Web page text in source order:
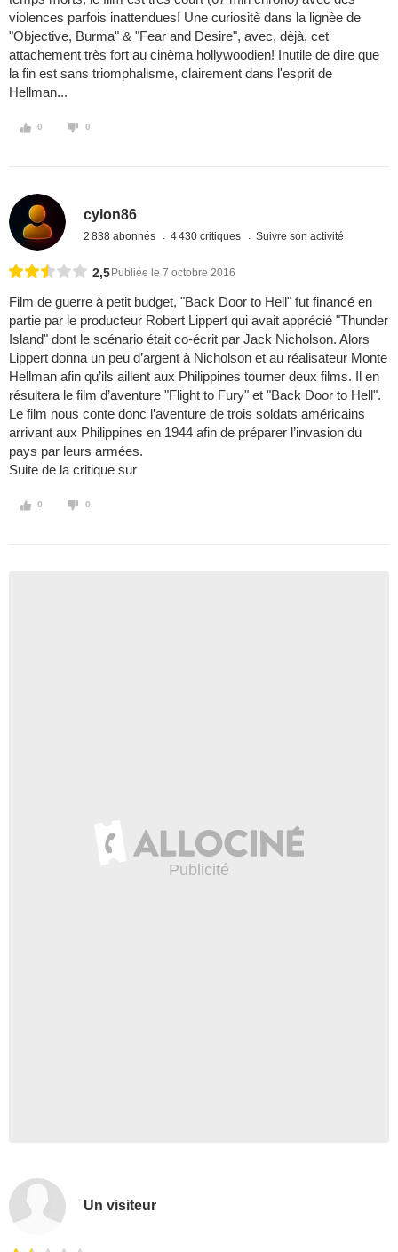
violences parfois inattendues! Une curiositè dans la lignèe de
"Objective, Burma" & "Fear and Desire", avec, dèjà, cet
attachement très fort au cinèma hollywoodien! Inutile de dire que
la fin est sans triomphalisme, clairement dans l'esprit de
Hellman...
0 0
cylon86
2 838 abonnés 4 430 critiques Suivre son activité
2,5 Publiée le 7 octobre 2016
Film de guerre à petit budget, "Back Door to Hell" fut financé en
partie par le producteur Robert Lippert qui avait apprécié "Thunder
Island" dont le scénario était co-écrit par Jack Nicholson. Alors
Lippert donna un peu d’argent à Nicholson et au réalisateur Monte
Hellman afin qu’ils aillent aux Philippines tourner deux films. Il en
résultera le film d’aventure "Flight to Fury" et "Back Door to Hell".
Le film nous conte donc l’aventure de trois soldats américains
arrivant aux Philippines en 1944 afin de préparer l’invasion du
pays par leurs armées.
Suite de la critique sur
0 0
Un visiteur